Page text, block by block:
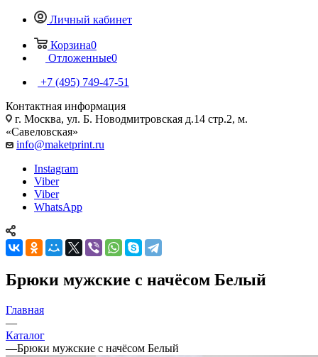
Личный кабинет
Корзина0
Отложенные0
+7 (495) 749-47-51
Контактная информация
г. Москва, ул. Б. Новодмитровская д.14 стр.2, м.
«Савеловская»
info@maketprint.ru
Instagram
Viber
Viber
WhatsApp
Брюки мужские с начёсом Белый
Главная
—
Каталог
—Брюки мужские с начёсом Белый